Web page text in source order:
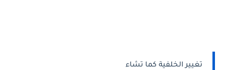
تغيير الخلفية كما تشاء